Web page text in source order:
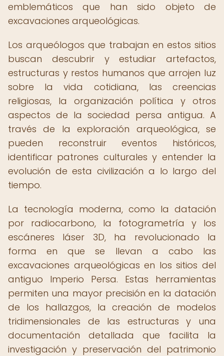
emblemáticos que han sido objeto de
excavaciones arqueológicas.
Los arqueólogos que trabajan en estos sitios
buscan descubrir y estudiar artefactos,
estructuras y restos humanos que arrojen luz
sobre la vida cotidiana, las creencias
religiosas, la organización política y otros
aspectos de la sociedad persa antigua. A
través de la exploración arqueológica, se
pueden reconstruir eventos históricos,
identificar patrones culturales y entender la
evolución de esta civilización a lo largo del
tiempo.
La tecnología moderna, como la datación
por radiocarbono, la fotogrametría y los
escáneres láser 3D, ha revolucionado la
forma en que se llevan a cabo las
excavaciones arqueológicas en los sitios del
antiguo Imperio Persa. Estas herramientas
permiten una mayor precisión en la datación
de los hallazgos, la creación de modelos
tridimensionales de las estructuras y una
documentación detallada que facilita la
investigación y preservación del patrimonio